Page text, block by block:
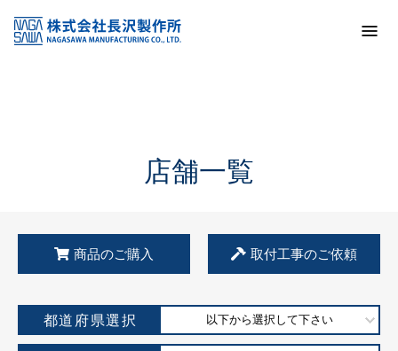
KSS加盟店・取扱店情報
店舗一覧
店舗一覧
商品のご購入 取付工事のご依頼
都道府県選択 以下から選択して下さい